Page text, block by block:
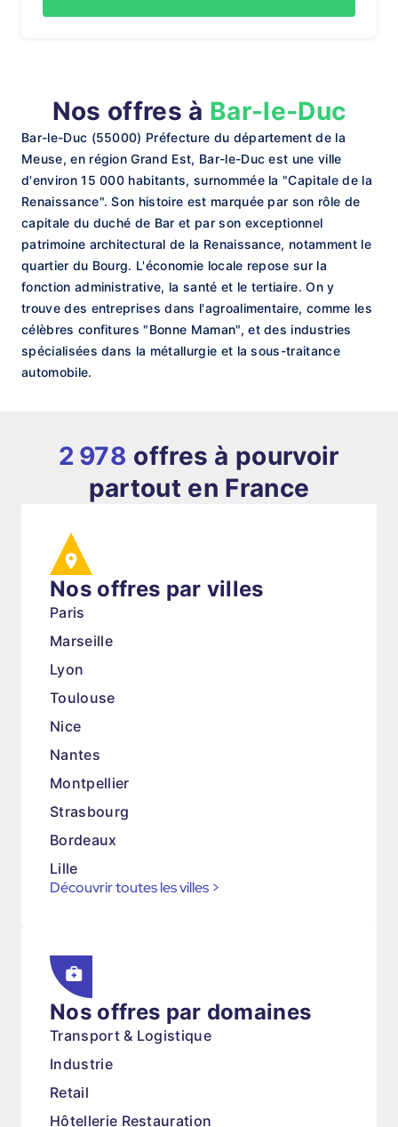
Nos offres à Bar-le-Duc
Bar-le-Duc (55000) Préfecture du département de la
Meuse, en région Grand Est, Bar-le-Duc est une ville
d'environ 15 000 habitants, surnommée la "Capitale de la
Renaissance". Son histoire est marquée par son rôle de
capitale du duché de Bar et par son exceptionnel
patrimoine architectural de la Renaissance, notamment le
quartier du Bourg. L'économie locale repose sur la
fonction administrative, la santé et le tertiaire. On y
trouve des entreprises dans l'agroalimentaire, comme les
célèbres confitures "Bonne Maman", et des industries
spécialisées dans la métallurgie et la sous-traitance
automobile.
2 978 offres à pourvoir
partout en France
Nos offres par villes
Paris
Marseille
Lyon
Toulouse
Nice
Nantes
Montpellier
Strasbourg
Bordeaux
Lille
Découvrir toutes les villes >
Nos offres par domaines
Transport & Logistique
Industrie
Retail
Hôtellerie Restauration